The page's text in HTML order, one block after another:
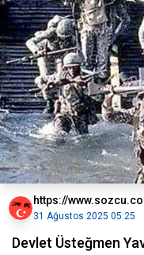
https://
31 Ağustos 2025 05:25
Devlet Üsteğmen